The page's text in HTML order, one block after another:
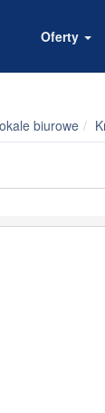
Oferty
biurowe